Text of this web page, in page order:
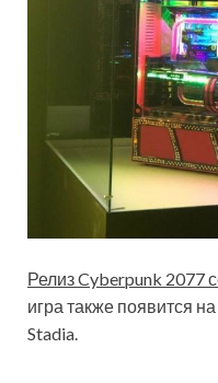
Релиз Cyberpunk 2077
игра также появится
Stadia.